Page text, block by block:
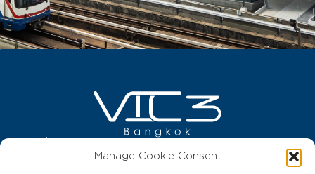
Manage Cookie Consent
พญาไท เขตพญาไท กรุงเทพฯ 10400